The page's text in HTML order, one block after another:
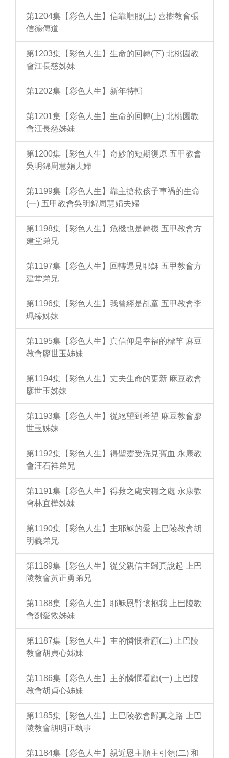
第1204集【彩色人生】信靠順服(上) 喜樹教會張
信德傳道
第1203集【彩色人生】生命的回轉(下) 北桃園教
會江長慈姊妹
第1202集【彩色人生】新年特輯
第1201集【彩色人生】生命的回轉(上) 北桃園教
會江長慈姊妹
第1200集【彩色人生】奇妙的短期復原 五甲教會
吳明錦周慧娟夫婦
第1199集【彩色人生】靠主搶救孩子車禍的生命
(一) 五甲教會吳明錦周慧娟夫婦
第1198集【彩色人生】危機也是轉機 五甲教會方
建堂弟兄
第1197集【彩色人生】回轉遇見耶穌 五甲教會方
建堂弟兄
第1196集【彩色人生】我曾經是乩童 五甲教會李
珮臻姊妹
第1195集【彩色人生】真信仰是幸福的標竿 麻豆
教會廖世玉姊妹
第1194集【彩色人生】丈夫生命的更新 麻豆教會
廖世玉姊妹
第1193集【彩色人生】從絕望到希望 麻豆教會廖
世玉姊妹
第1192集【彩色人生】得聖靈受洗見寶血 永康教
會汪石祥弟兄
第1191集【彩色人生】得救之處安穩之處 永康教
會林宜樺姊妹
第1190集【彩色人生】主耶穌的愛 上巴陵教會胡
明義弟兄
第1189集【彩色人生】從父親信主歸真說起 上巴
陵教會黃正勇弟兄
第1188集【彩色人生】耶穌恩臂懷抱我 上巴陵教
會劉愛救姊妹
第1187集【彩色人生】主的憐憫看顧(二) 上巴陵
教會胡貞心姊妹
第1186集【彩色人生】主的憐憫看顧(一) 上巴陵
教會胡貞心姊妹
第1185集【彩色人生】上巴陵教會歸真之路 上巴
陵教會胡明正執事
第1184集【彩色人生】親近恩主順主引領(二) 和